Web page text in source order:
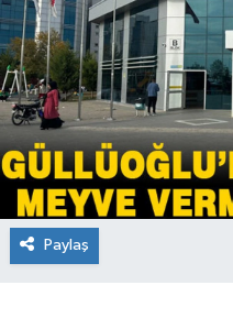
Paylaş